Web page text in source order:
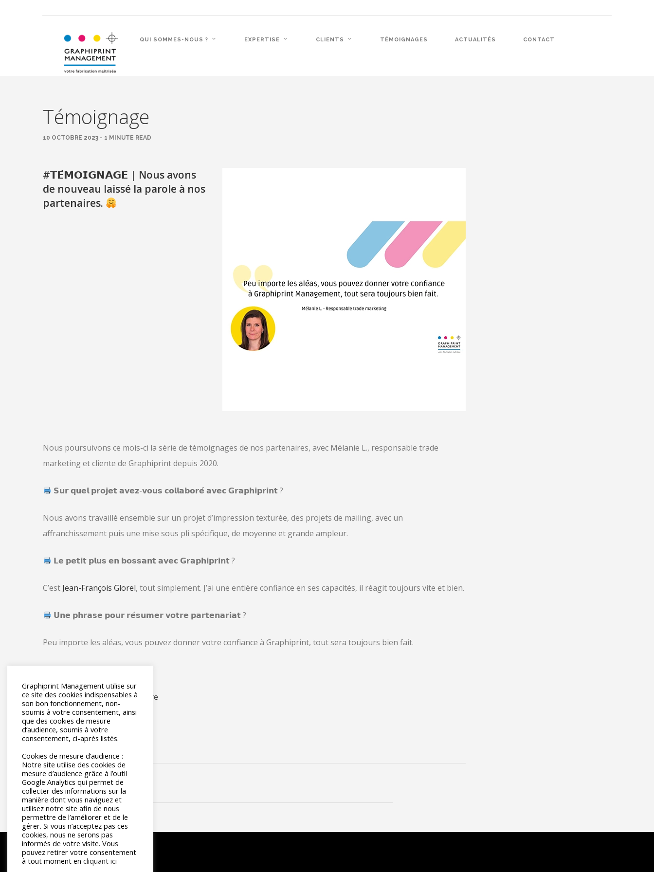
QUI SOMMES-NOUS ? EXPERTISE CLIENTS TÉMOIGNAGES ACTUALITÉS CONTACT
Témoignage
10 OCTOBRE 2023 - 1 MINUTE READ
#𝗧𝗘́𝗠𝗢𝗜𝗚𝗡𝗔𝗚𝗘 | Nous avons
de nouveau laissé la parole à nos
partenaires.
Nous poursuivons ce mois-ci la série de témoignages de nos partenaires, avec Mélanie L., responsable trade
marketing et cliente de Graphiprint depuis 2020.
𝗦𝘂𝗿 𝗾𝘂𝗲𝗹 𝗽𝗿𝗼𝗷𝗲𝘁 𝗮𝘃𝗲𝘇-𝘃𝗼𝘂𝘀 𝗰𝗼𝗹𝗹𝗮𝗯𝗼𝗿𝗲́ 𝗮𝘃𝗲𝗰 𝗚𝗿𝗮𝗽𝗵𝗶𝗽𝗿𝗶𝗻𝘁 ?
Nous avons travaillé ensemble sur un projet d’impression texturée, des projets de mailing, avec un
affranchissement puis une mise sous pli spécifique, de moyenne et grande ampleur.
𝗟𝗲 𝗽𝗲𝘁𝗶𝘁 𝗽𝗹𝘂𝘀 𝗲𝗻 𝗯𝗼𝘀𝘀𝗮𝗻𝘁 𝗮𝘃𝗲𝗰 𝗚𝗿𝗮𝗽𝗵𝗶𝗽𝗿𝗶𝗻𝘁 ?
C’est Jean-François Glorel, tout simplement. J’ai une entière confiance en ses capacités, il réagit toujours vite et bien.
𝗨𝗻𝗲 𝗽𝗵𝗿𝗮𝘀𝗲 𝗽𝗼𝘂𝗿 𝗿𝗲́𝘀𝘂𝗺𝗲𝗿 𝘃𝗼𝘁𝗿𝗲 𝗽𝗮𝗿𝘁𝗲𝗻𝗮𝗿𝗶𝗮𝘁 ?
Peu importe les aléas, vous pouvez donner votre confiance à Graphiprint, tout sera toujours bien fait.
#Interview #Client #Partenaire
Graphiprint Management utilise sur
ce site des cookies indispensables à
son bon fonctionnement, non-
soumis à votre consentement, ainsi
que des cookies de mesure
d’audience, soumis à votre
consentement, ci-après listés.
Cookies de mesure d’audience :
Notre site utilise des cookies de
mesure d’audience grâce à l’outil
Google Analytics qui permet de
collecter des informations sur la
manière dont vous naviguez et
utilisez notre site afin de nous
permettre de l’améliorer et de le
gérer. Si vous n’acceptez pas ces
cookies, nous ne serons pas
informés de votre visite. Vous
pouvez retirer votre consentement
à tout moment en cliquant ici